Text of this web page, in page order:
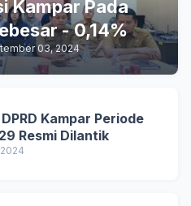
Kampar Pada
- 0,14%
03, 2024
Kampar Periode
Resmi Dilantik